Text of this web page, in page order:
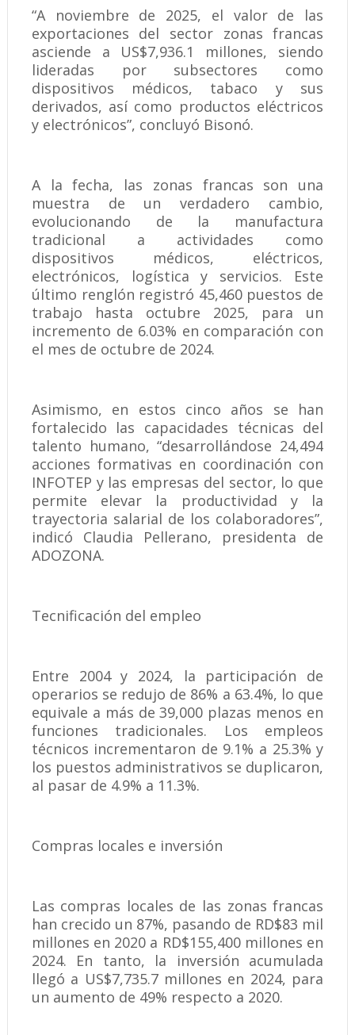
“A noviembre de 2025, el valor de las
exportaciones del sector zonas francas
asciende a US$7,936.1 millones, siendo
lideradas por subsectores como
dispositivos médicos, tabaco y sus
derivados, así como productos eléctricos
y electrónicos”, concluyó Bisonó.
A la fecha, las zonas francas son una
muestra de un verdadero cambio,
evolucionando de la manufactura
tradicional a actividades como
dispositivos médicos, eléctricos,
electrónicos, logística y servicios. Este
último renglón registró 45,460 puestos de
trabajo hasta octubre 2025, para un
incremento de 6.03% en comparación con
el mes de octubre de 2024.
Asimismo, en estos cinco años se han
fortalecido las capacidades técnicas del
talento humano, “desarrollándose 24,494
acciones formativas en coordinación con
INFOTEP y las empresas del sector, lo que
permite elevar la productividad y la
trayectoria salarial de los colaboradores”,
indicó Claudia Pellerano, presidenta de
ADOZONA.
Tecnificación del empleo
Entre 2004 y 2024, la participación de
operarios se redujo de 86% a 63.4%, lo que
equivale a más de 39,000 plazas menos en
funciones tradicionales. Los empleos
técnicos incrementaron de 9.1% a 25.3% y
los puestos administrativos se duplicaron,
al pasar de 4.9% a 11.3%.
Compras locales e inversión
Las compras locales de las zonas francas
han crecido un 87%, pasando de RD$83 mil
millones en 2020 a RD$155,400 millones en
2024. En tanto, la inversión acumulada
llegó a US$7,735.7 millones en 2024, para
un aumento de 49% respecto a 2020.